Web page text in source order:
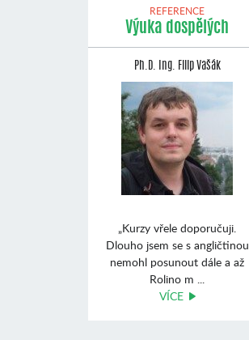
REFERENCE
Výuka dospělých
Ph.D. Ing. Filip Vašák
„Kurzy vřele doporučuji.
Dlouho jsem se s angličtinou
nemohl posunout dále a až
Rolino m ...
VÍCE